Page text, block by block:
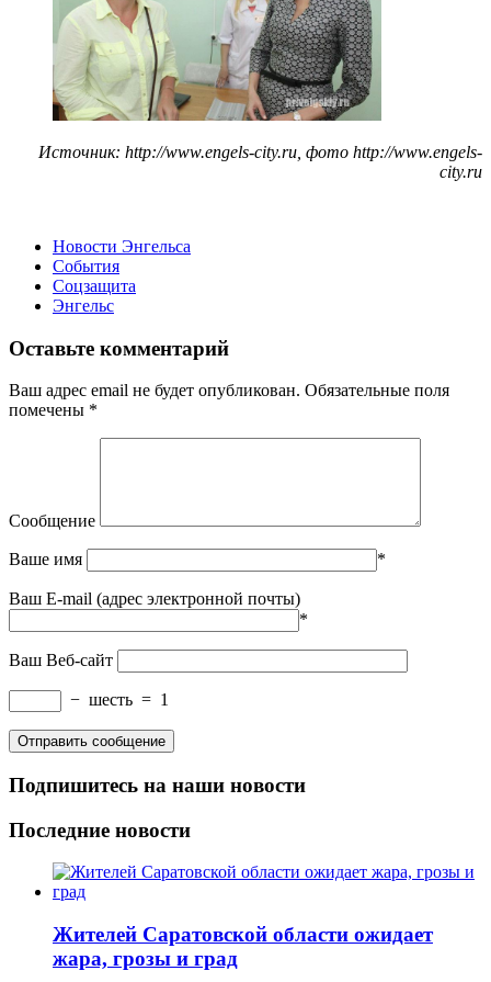
Источник: http://www.engels-city.ru, фото http://www.engels-
city.ru
Новости Энгельса
События
Соцзащита
Энгельс
Оставьте комментарий
Ваш адрес email не будет опубликован. Обязательные поля
помечены *
Сообщение
Ваше имя *
Ваш E-mail (адрес электронной почты)
*
Ваш Веб-сайт
− шесть = 1
Подпишитесь на наши новости
Последние новости
Жителей Саратовской области ожидает
жара, грозы и град